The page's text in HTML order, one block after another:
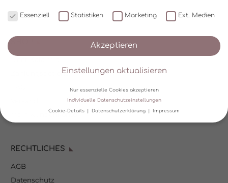
Zahlungsoptionen
Mein Kundenkonto
RECHTLICHES
AGB
Datenschutz
Essenziell Statistiken Marketing Ext. Medien
Akzeptieren
Einstellungen aktualisieren
Nur essenzielle Cookies akzeptieren
Individuelle Datenschutzeinstellungen
Cookie-Details Datenschutzerklärung Impressum
Wir verwenden Cookies und andere Technologien auf unserer
helfen, diese Website und Ihre Erfahrung zu verbessern.